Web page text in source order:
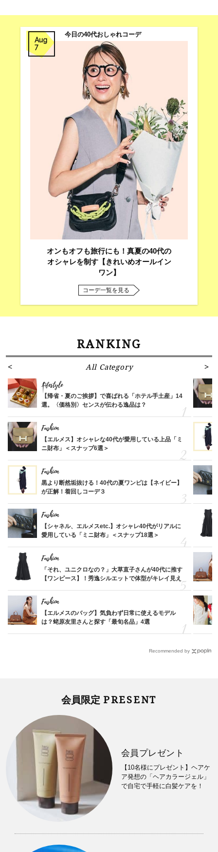
Aug
7
今日の40代おしゃれコーデ
オンもオフも旅行にも！真夏の40代の
オシャレを制す【きれいめオールイン
ワン】
コーデ一覧を見る
RANKING
All Category
Lifestyle
【帰省・夏のご挨拶】で喜ばれる「ホテル手土産」14
選。〈価格別〉センスが伝わる逸品は？
Fashion
【エルメス】オシャレな40代が愛用している上品「ミ
ニ財布」＜スナップ6選＞
Fashion
黒より断然垢抜ける！40代の夏ワンピは【ネイビー】
が正解！着回しコーデ３
Fashion
【シャネル、エルメスetc.】オシャレ40代がリアルに
愛用している「ミニ財布」＜スナップ18選＞
Fashion
「それ、ユニクロなの？」大草直子さんが40代に推す
【ワンピース】！秀逸シルエットで体型がキレイ見え
Fashion
【エルメスのバッグ】気負わず日常に使えるモデル
は？蛯原友里さんと探す「最旬名品」4選
Recommended by
会員限定 PRESENT
会員プレゼント
【10名様にプレゼント】ヘアケ
ア発想の「ヘアカラージェル」
で自宅で手軽に白髪ケアを！